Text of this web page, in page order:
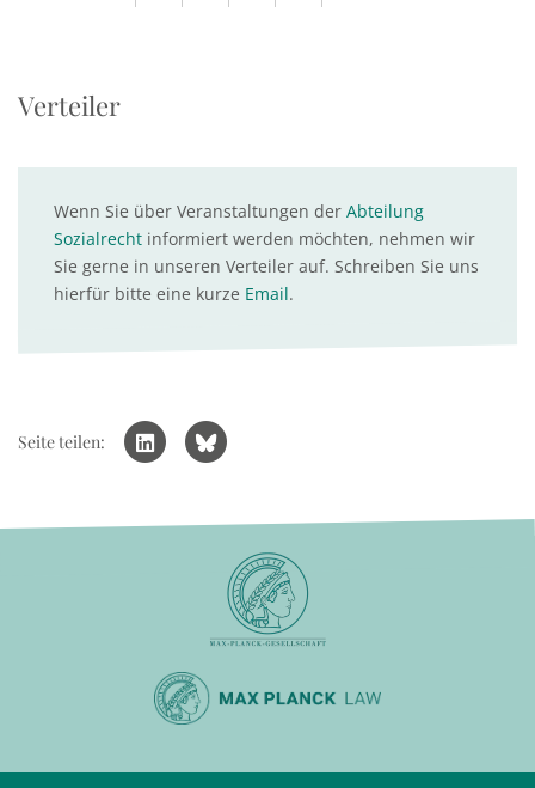
Verteiler
Wenn Sie über Veranstaltungen der Abteilung
Sozialrecht informiert werden möchten, nehmen wir
Sie gerne in unseren Verteiler auf. Schreiben Sie uns
hierfür bitte eine kurze Email.
Seite teilen: